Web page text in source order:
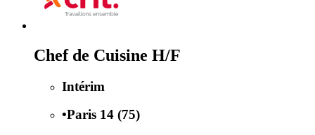
Chef de Cuisine H/F
Intérim
•Paris 14 (75)